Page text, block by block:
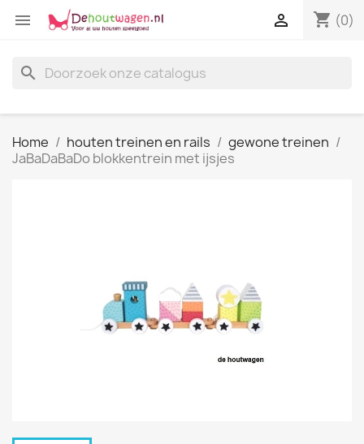
 shopping_cart (0)

search
Home houten treinen en rails
gewone treinen
JaBaDaBaDo blokkentrein met ijsjes